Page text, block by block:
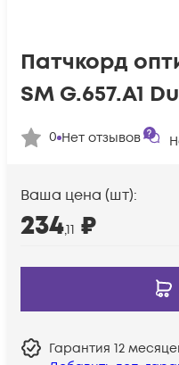
Патчкорд
SM G.657.A1
0 Нет отзывов
Ваша цена (шт):
234,11 ₽
Гарантия 12